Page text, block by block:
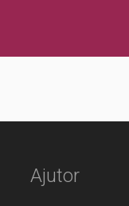
Ajutor